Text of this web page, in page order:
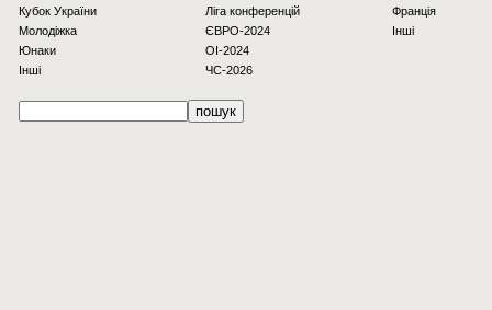
Кубок України
Молодіжка
Юнаки
Інші
Ліга конференцій
ЄВРО-2024
OI-2024
ЧС-2026
Франція
Інші